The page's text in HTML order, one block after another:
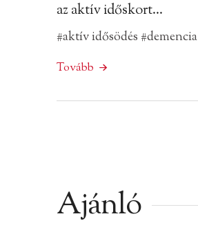
az aktív időskort…
#aktív idősödés#demencia
Tovább
Ajánló